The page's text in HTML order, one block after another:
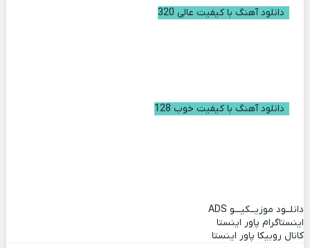
دانلود آهنگ با کیفیت عالی 320
دانلود آهنگ با کیفیت خوب 128
دانلــود موزیــکیـــو ADS
اینستاگرام پاور اینستا
کانال روبیکا پاور اینستا